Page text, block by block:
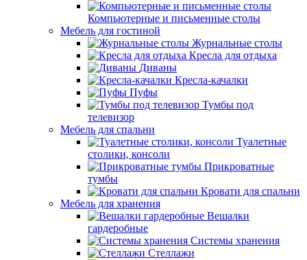
Компьютерные и письменные столы
Мебель для гостиной
Журнальные столы
Кресла для отдыха
Диваны
Кресла-качалки
Пуфы
Тумбы под
телевизор
Мебель для спальни
Туалетные
столики, консоли
Прикроватные
тумбы
Кровати для спальни
Мебель для хранения
Вешалки
гардеробные
Системы хранения
Стеллажи